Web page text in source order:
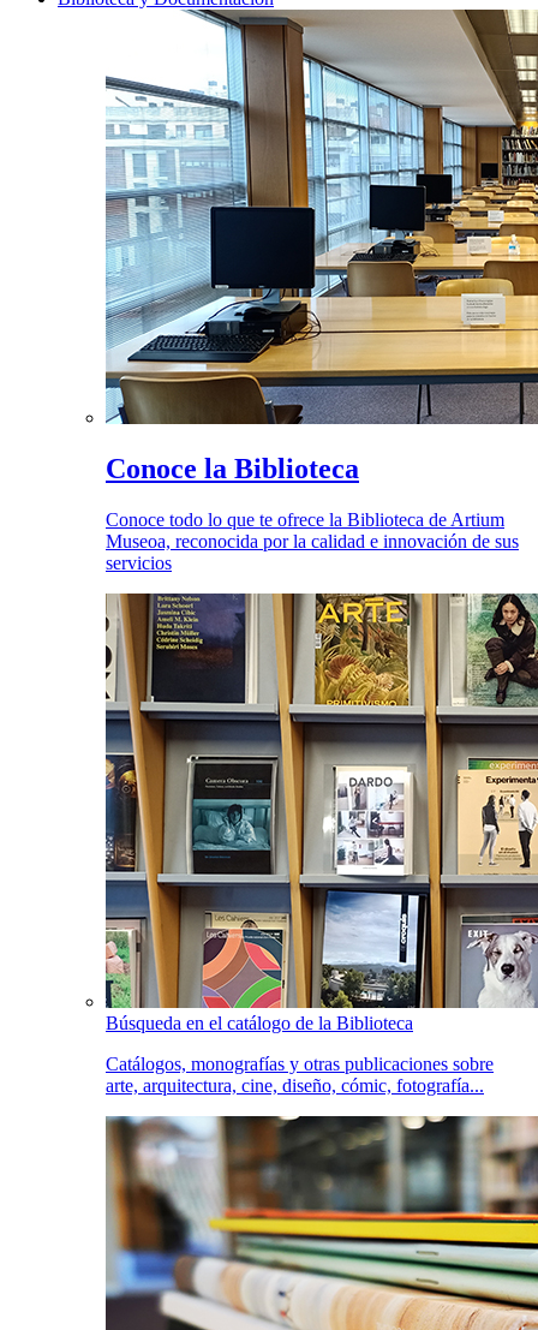
Conoce la Biblioteca
Conoce todo lo que te ofrece la Biblioteca de Artium
Museoa, reconocida por la calidad e innovación de sus
servicios
Búsqueda en el catálogo de la Biblioteca
Catálogos, monografías y otras publicaciones sobre
arte, arquitectura, cine, diseño, cómic, fotografía...